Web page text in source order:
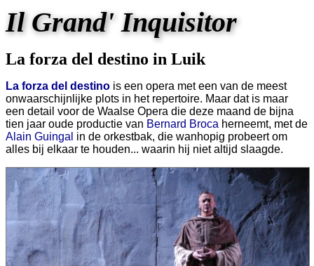
Il Grand' Inquisitor
La forza del destino in Luik
La forza del destino is een opera met een van de meest
onwaarschijnlijke plots in het repertoire. Maar dat is maar
een detail voor de Waalse Opera die deze maand de bijna
tien jaar oude productie van Bernard Broca herneemt, met de
Alain Guingal in de orkestbak, die wanhopig probeert om
alles bij elkaar te houden... waarin hij niet altijd slaagde.